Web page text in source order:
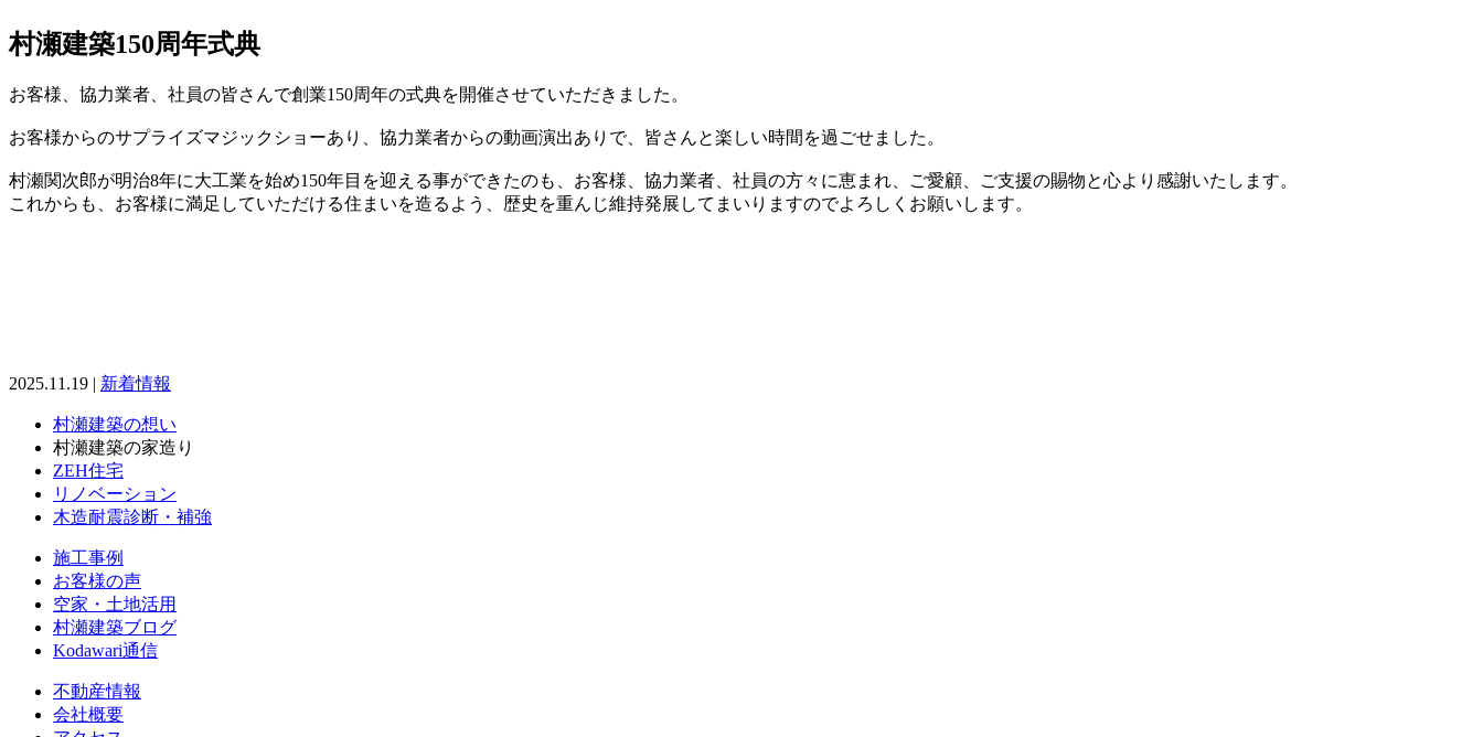
村瀬建築150周年式典
お客様、協力業者、社員の皆さんで創業150周年の式典を開催させていただきました。
お客様からのサプライズマジックショーあり、協力業者からの動画演出ありで、皆さんと楽しい時間を過ごせました。
村瀬関次郎が明治8年に大工業を始め150年目を迎える事ができたのも、お客様、協力業者、社員の方々に恵まれ、ご愛顧、ご支援の賜物と心より感謝いたします。
これからも、お客様に満足していただける住まいを造るよう、歴史を重んじ維持発展してまいりますのでよろしくお願いします。
2025.11.19 | 新着情報
村瀬建築の想い
村瀬建築の家造り
ZEH住宅
リノベーション
木造耐震診断・補強
施工事例
お客様の声
空家・土地活用
村瀬建築ブログ
Kodawari通信
不動産情報
会社概要